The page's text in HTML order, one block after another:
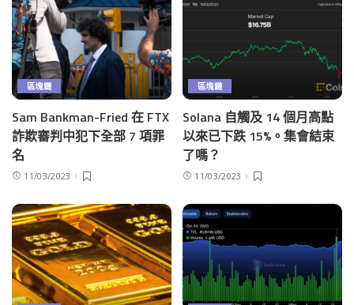
區塊鏈
Sam Bankman-Fried 在 FTX
詐欺審判中犯下全部 7 項罪
名
11/03/2023
區塊鏈
Solana 自觸及 14 個月高點
以來已下跌 15%。集會結束
了嗎？
11/03/2023